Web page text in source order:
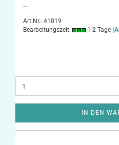
...
Art.Nr.: 41019
Bearbeitungszeit:
1-2 Tage
IN DEN